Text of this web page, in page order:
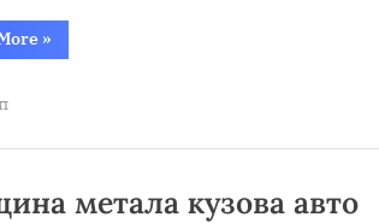
на
“Что
такое
ездить,
для
»
метала кузова авто